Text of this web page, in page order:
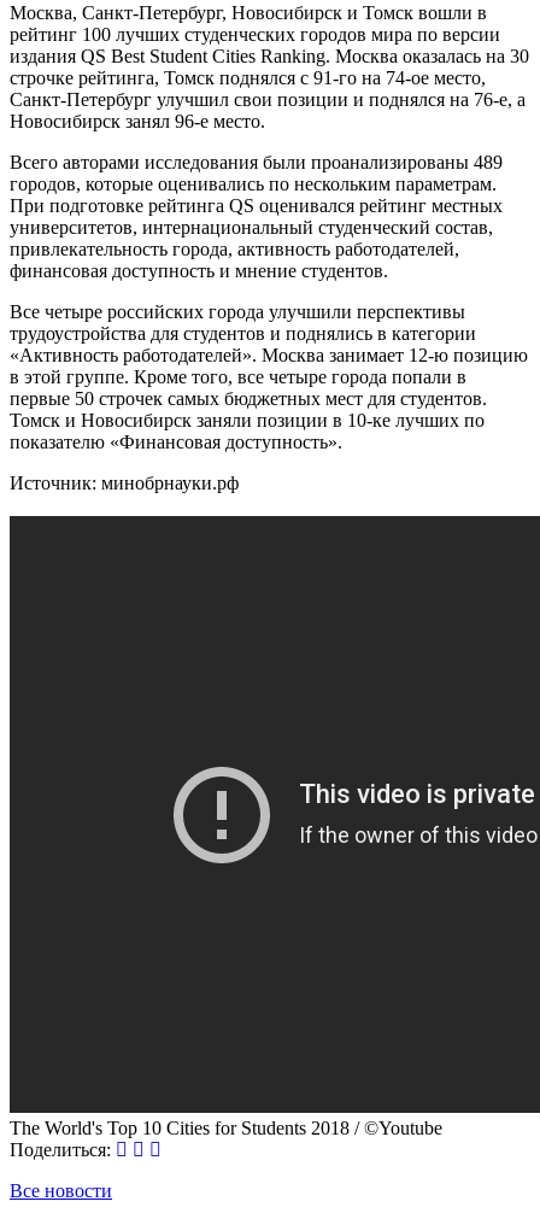
Москва, Санкт-Петербург, Новосибирск и Томск вошли в
рейтинг 100 лучших студенческих городов мира по версии
издания QS Best Student Cities Ranking. Москва оказалась на 30
строчке рейтинга, Томск поднялся с 91-го на 74-ое место,
Санкт-Петербург улучшил свои позиции и поднялся на 76-е, а
Новосибирск занял 96-е место.
Всего авторами исследования были проанализированы 489
городов, которые оценивались по нескольким параметрам.
При подготовке рейтинга QS оценивался рейтинг местных
университетов, интернациональный студенческий состав,
привлекательность города, активность работодателей,
финансовая доступность и мнение студентов.
Все четыре российских города улучшили перспективы
трудоустройства для студентов и поднялись в категории
«Активность работодателей». Москва занимает 12-ю позицию
в этой группе. Кроме того, все четыре города попали в
первые 50 строчек самых бюджетных мест для студентов.
Томск и Новосибирск заняли позиции в 10-ке лучших по
показателю «Финансовая доступность».
Источник: минобрнауки.рф
The World's Top 10 Cities for Students 2018 / ©Youtube
Поделиться:
Все новости